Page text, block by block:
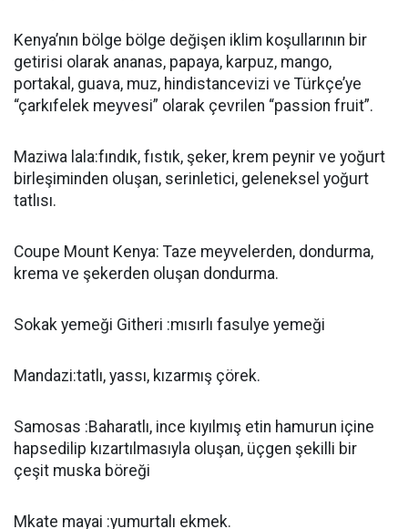
Kenya’nın bölge bölge değişen iklim koşullarının bir
getirisi olarak ananas, papaya, karpuz, mango,
portakal, guava, muz, hindistancevizi ve Türkçe’ye
“çarkıfelek meyvesi” olarak çevrilen “passion fruit”.
Maziwa lala:fındık, fıstık, şeker, krem peynir ve yoğurt
birleşiminden oluşan, serinletici, geleneksel yoğurt
tatlısı.
Coupe Mount Kenya: Taze meyvelerden, dondurma,
krema ve şekerden oluşan dondurma.
Sokak yemeği Githeri :mısırlı fasulye yemeği
Mandazi:tatlı, yassı, kızarmış çörek.
Samosas :Baharatlı, ince kıyılmış etin hamurun içine
hapsedilip kızartılmasıyla oluşan, üçgen şekilli bir
çeşit muska böreği
Mkate mayai :yumurtalı ekmek.